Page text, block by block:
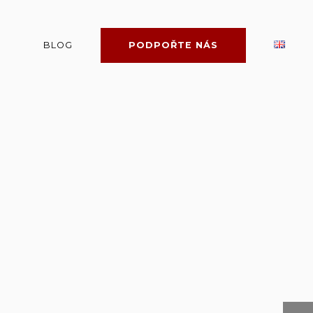
BLOG PODPOŘTE NÁS